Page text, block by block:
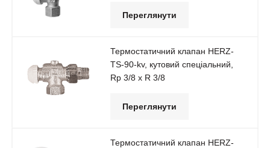
Переглянути
Термостатичний клапан HERZ-
TS-90-kv, кутовий спеціальний,
Rp 3/8 x R 3/8
Переглянути
Термостатичний клапан HERZ-